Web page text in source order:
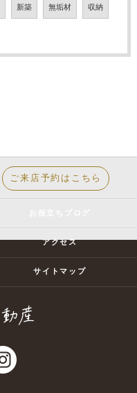
新築 無垢材 収納
ご来店予約はこちら
アクセス
サイトマップ